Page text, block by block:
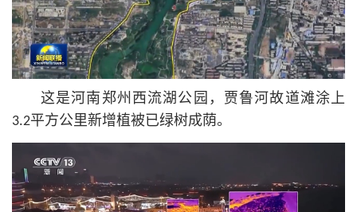
这是河南郑州西流湖公园，贾鲁河故道滩涂上
3.2平方公里新增植被已绿树成荫。